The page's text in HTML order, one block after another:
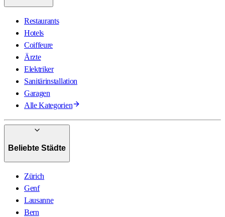
Restaurants
Hotels
Coiffeure
Ärzte
Elektriker
Sanitärinstallation
Garagen
Alle Kategorien
Beliebte Städte
Zürich
Genf
Lausanne
Bern